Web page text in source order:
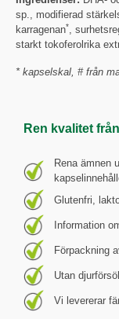
sp., modifierad
karragenan*,
starkt tokoferolrika
* kapselskal, # från
Ren kvalitet
Rena ämnen
Glutenfri,
Information
Förpackning
Utan
Vi levererar